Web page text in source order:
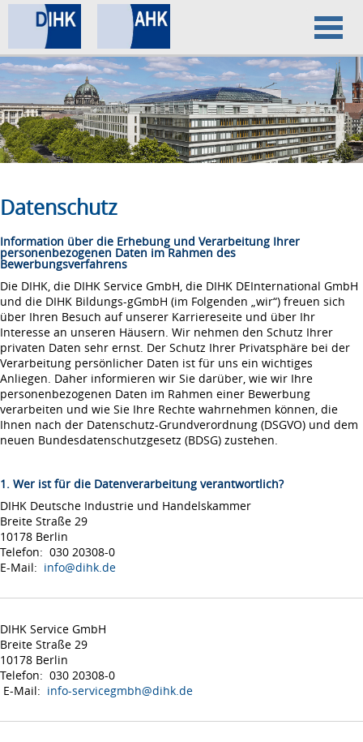
Home
Datenschutz
Impressum
Datenschutz
Information über die Erhebung und Verarbeitung Ihrer
personenbezogenen Daten im Rahmen des
Bewerbungsverfahrens
Die DIHK, die DIHK Service GmbH, die DIHK DEInternational GmbH
und die DIHK Bildungs-gGmbH (im Folgenden „wir“) freuen sich
über Ihren Besuch auf unserer Karriereseite und über Ihr
Interesse an unseren Häusern. Wir nehmen den Schutz Ihrer
privaten Daten sehr ernst. Der Schutz Ihrer Privatsphäre bei der
Verarbeitung persönlicher Daten ist für uns ein wichtiges
Anliegen. Daher informieren wir Sie darüber, wie wir Ihre
personenbezogenen Daten im Rahmen einer Bewerbung
verarbeiten und wie Sie Ihre Rechte wahrnehmen können, die
Ihnen nach der Datenschutz-Grundverordnung (DSGVO) und dem
neuen Bundesdatenschutzgesetz (BDSG) zustehen.
1. Wer ist für die Datenverarbeitung verantwortlich?
DIHK Deutsche Industrie und Handelskammer
Breite Straße 29
10178 Berlin
Telefon: 030 20308-0
E-Mail: info@dihk.de
DIHK Service GmbH
Breite Straße 29
10178 Berlin
Telefon: 030 20308-0
E-Mail: info-servicegmbh@dihk.de